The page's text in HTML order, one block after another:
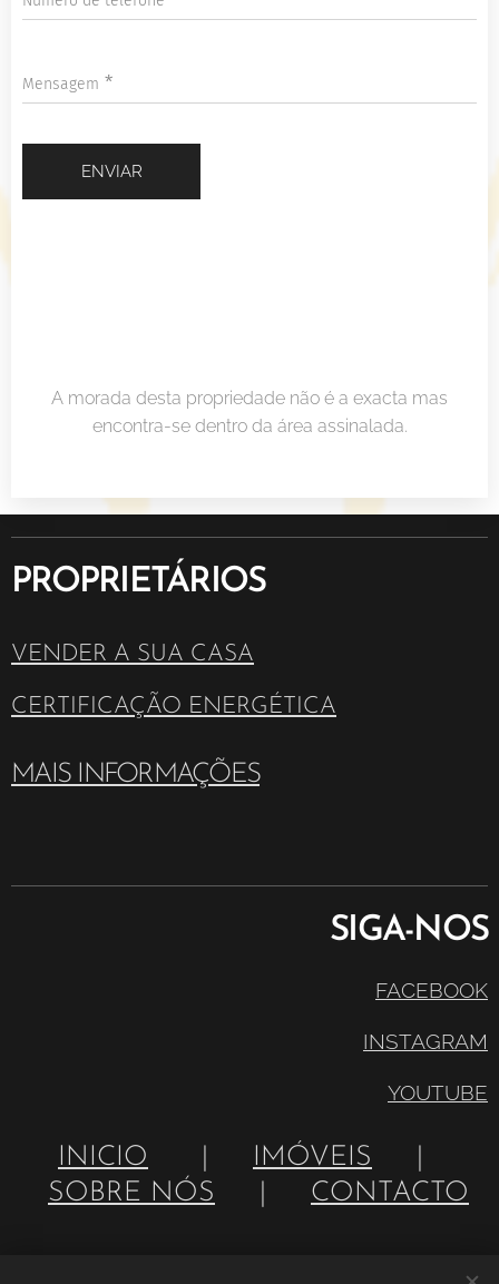
Mensagem
ENVIAR
A morada desta propriedade não é a exacta mas
encontra-se dentro da área assinalada.
PROPRIETÁRIOS
VENDER A SUA CASA
CERTIFICAÇÃO ENERGÉTICA
MAIS INFORMAÇÕES
SIGA-NOS
FACEBOOK
INSTAGRAM
YOUTUBE
INICIO IMÓVEIS
SOBRE NÓS
CONTACTO